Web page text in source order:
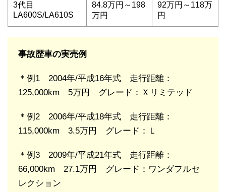
3代目
LA600S/LA610S
84.8万円～198
万円
92万円～118万
円
事故歴車の実売例
＊例1 2004年/平成16年式 走行距離：
125,000km 5万円 グレード：Ｘリミテッド
＊例2 2006年/平成18年式 走行距離：
115,000km 3.5万円 グレード：Ｌ
＊例3 2009年/平成21年式 走行距離：
66,000km 27.1万円 グレード：ワンダフルセ
レクション